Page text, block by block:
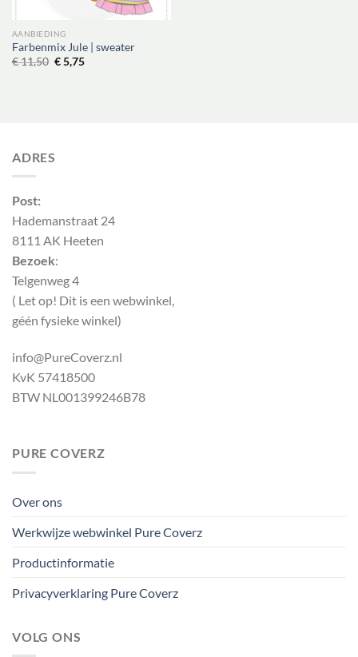
AANBIEDING
Farbenmix Jule | sweater
€11,50 Oorspronkelijke
prijs
€5,75Huidige
ADRES
Post:
Hademanstraat 24
8111 AK Heeten
Bezoek:
Telgenweg 4
( Let op! Dit is een webwinkel,
géén fysieke winkel)
info@PureCoverz.nl
KvK 57418500
BTW NL001399246B78
PURE COVERZ
Over ons
Werkwijze webwinkel Pure Coverz
Productinformatie
Privacyverklaring Pure Coverz
VOLG ONS